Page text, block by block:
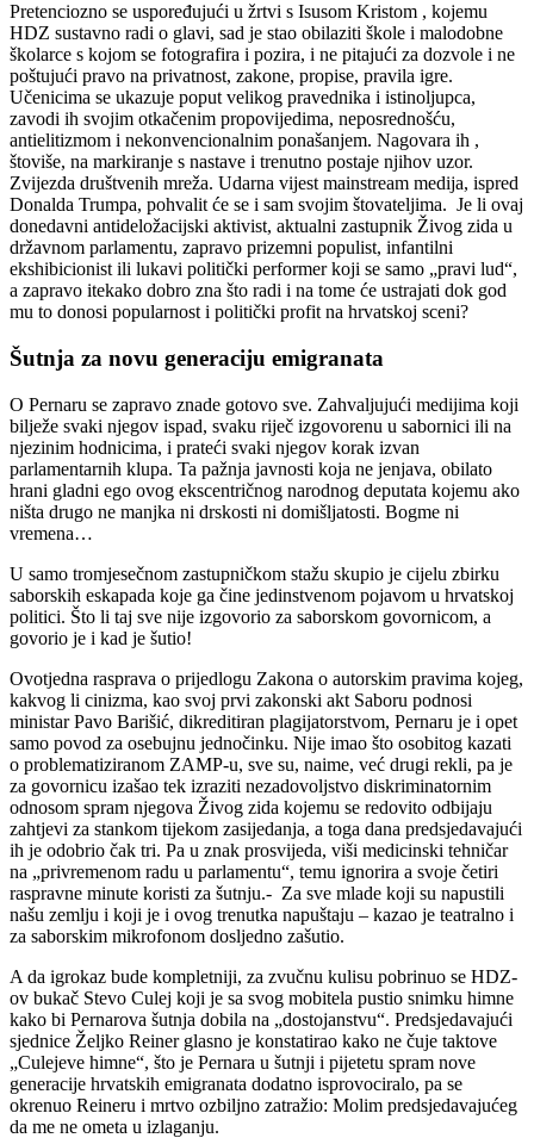
Pretenciozno se uspoređujući u žrtvi s Isusom Kristom , kojemu
HDZ sustavno radi o glavi, sad je stao obilaziti škole i malodobne
školarce s kojom se fotografira i pozira, i ne pitajući za dozvole i ne
poštujući pravo na privatnost, zakone, propise, pravila igre.
Učenicima se ukazuje poput velikog pravednika i istinoljupca,
zavodi ih svojim otkačenim propovijedima, neposrednošću,
antielitizmom i nekonvencionalnim ponašanjem. Nagovara ih ,
štoviše, na markiranje s nastave i trenutno postaje njihov uzor.
Zvijezda društvenih mreža. Udarna vijest mainstream medija, ispred
Donalda Trumpa, pohvalit će se i sam svojim štovateljima. Je li ovaj
donedavni antideložacijski aktivist, aktualni zastupnik Živog zida u
državnom parlamentu, zapravo prizemni populist, infantilni
ekshibicionist ili lukavi politički performer koji se samo „pravi lud“,
a zapravo itekako dobro zna što radi i na tome će ustrajati dok god
mu to donosi popularnost i politički profit na hrvatskoj sceni?
Šutnja za novu generaciju emigranata
O Pernaru se zapravo znade gotovo sve. Zahvaljujući medijima koji
bilježe svaki njegov ispad, svaku riječ izgovorenu u sabornici ili na
njezinim hodnicima, i prateći svaki njegov korak izvan
parlamentarnih klupa. Ta pažnja javnosti koja ne jenjava, obilato
hrani gladni ego ovog ekscentričnog narodnog deputata kojemu ako
ništa drugo ne manjka ni drskosti ni domišljatosti. Bogme ni
vremena…
U samo tromjesečnom zastupničkom stažu skupio je cijelu zbirku
saborskih eskapada koje ga čine jedinstvenom pojavom u hrvatskoj
politici. Što li taj sve nije izgovorio za saborskom govornicom, a
govorio je i kad je šutio!
Ovotjedna rasprava o prijedlogu Zakona o autorskim pravima kojeg,
kakvog li cinizma, kao svoj prvi zakonski akt Saboru podnosi
ministar Pavo Barišić, dikreditiran plagijatorstvom, Pernaru je i opet
samo povod za osebujnu jednočinku. Nije imao što osobitog kazati
o problematiziranom ZAMP-u, sve su, naime, već drugi rekli, pa je
za govornicu izašao tek izraziti nezadovoljstvo diskriminatornim
odnosom spram njegova Živog zida kojemu se redovito odbijaju
zahtjevi za stankom tijekom zasijedanja, a toga dana predsjedavajući
ih je odobrio čak tri. Pa u znak prosvijeda, viši medicinski tehničar
na „privremenom radu u parlamentu“, temu ignorira a svoje četiri
raspravne minute koristi za šutnju.- Za sve mlade koji su napustili
našu zemlju i koji je i ovog trenutka napuštaju – kazao je teatralno i
za saborskim mikrofonom dosljedno zašutio.
A da igrokaz bude kompletniji, za zvučnu kulisu pobrinuo se HDZ-
ov bukač Stevo Culej koji je sa svog mobitela pustio snimku himne
kako bi Pernarova šutnja dobila na „dostojanstvu“. Predsjedavajući
sjednice Željko Reiner glasno je konstatirao kako ne čuje taktove
„Culejeve himne“, što je Pernara u šutnji i pijetetu spram nove
generacije hrvatskih emigranata dodatno isprovociralo, pa se
okrenuo Reineru i mrtvo ozbiljno zatražio: Molim predsjedavajućeg
da me ne ometa u izlaganju.